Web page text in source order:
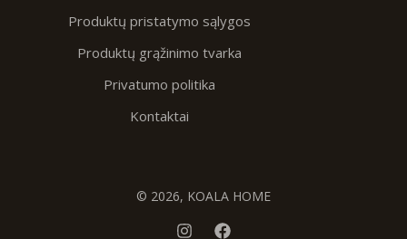
Produktų pristatymo sąlygos
Produktų grąžinimo tvarka
Privatumo politika
Kontaktai
© 2026, KOALA HOME